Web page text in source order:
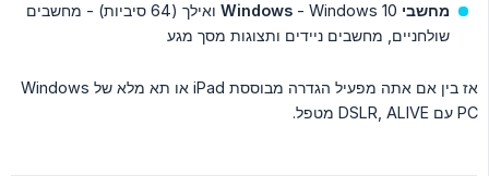
מחשבי Windows
- Windows 10 ואילך (64 סיביות) - מחשבים
שולחניים, מחשבים ניידים ותצוגות מסך מגע
אז בין אם אתה מפעיל הגדרה מבוססת iPad או תא מלא של Windows
PC עם DSLR, ALIVE מטפל.